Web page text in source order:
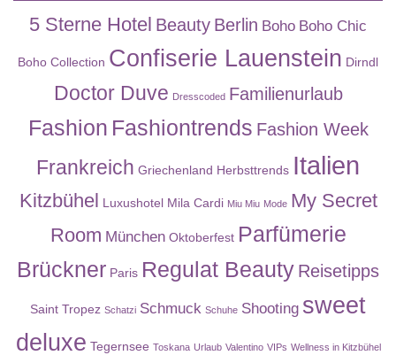
5 Sterne Hotel Beauty Berlin Boho Boho Chic
Boho Collection Confiserie Lauenstein Dirndl
Doctor Duve Dresscoded Familienurlaub
Fashion Fashiontrends Fashion Week
Frankreich Griechenland Herbsttrends Italien
Kitzbühel Luxushotel Mila Cardi Miu Miu Mode My Secret
Room München Oktoberfest Parfümerie
Brückner Paris Regulat Beauty Reisetipps
Saint Tropez Schatzi Schmuck Schuhe Shooting sweet
deluxe Tegernsee Toskana Urlaub Valentino VIPs Wellness in Kitzbühel